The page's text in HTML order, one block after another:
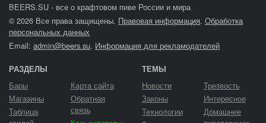
BEERS.SU - все о крафтовом пиве России и мира
© 2026 Все права защищены. Правовая информация. Обработка
персональных данных
Email: admin@beers.su. Информация для рекламодателей
РАЗДЕЛЫ
Бары
Магазины
Таблица
Карта сайта
Обратная
связь
ТЕМЫ
Новости
Законы
Технологии
Трезвость
Интересное
Домашнее